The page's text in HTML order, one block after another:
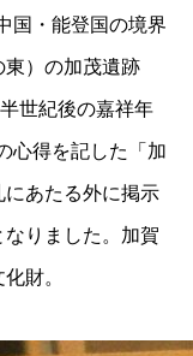
国・能登国の境界
）の加茂遺跡
世紀後の嘉祥年
心得を記した「加
にあたる外に掲示
りました。加賀
財。